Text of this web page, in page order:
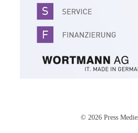
© 2026 Press